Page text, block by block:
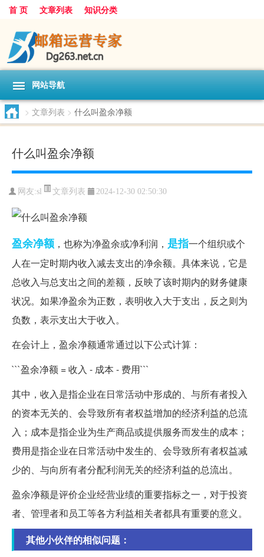
首 页 文章列表 知识分类
网站导航
> 文章列表 > 什么叫盈余净额
什么叫盈余净额
网友:sl 文章列表 2024-12-30 02:50:30
盈余净额 ，也称为净盈余或净利润， 是指一个组织或个
人在一定时期内收入减去支出的净余额。具体来说，它是
总收入与总支出之间的差额，反映了该时期内的财务健康
状况。如果净盈余为正数，表明收入大于支出，反之则为
负数，表示支出大于收入。
在会计上，盈余净额通常通过以下公式计算：
```盈余净额 = 收入 - 成本 - 费用```
其中，收入是指企业在日常活动中形成的、与所有者投入
的资本无关的、会导致所有者权益增加的经济利益的总流
入；成本是指企业为生产商品或提供服务而发生的成本；
费用是指企业在日常活动中发生的、会导致所有者权益减
少的、与向所有者分配利润无关的经济利益的总流出。
盈余净额是评价企业经营业绩的重要指标之一，对于投资
者、管理者和员工等各方利益相关者都具有重要的意义。
其他小伙伴的相似问题：